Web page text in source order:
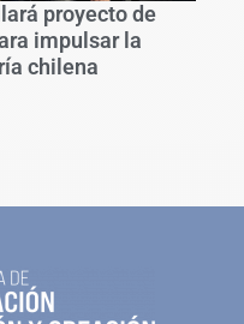
proyecto de
impulsar la
chilena